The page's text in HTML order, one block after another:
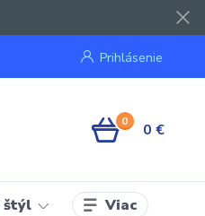
Prihlásenie
0 0 €
štýl Viac